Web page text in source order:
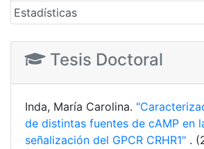
Estadísticas
Tesis Doctoral
Inda, María Carolina.
de distintas fuentes de cAMP en
señalización del GPCR CRHR1" .